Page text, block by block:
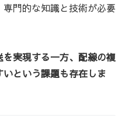
門的な知識と技術が必要
実現する一方、配線の複
という課題も存在しま